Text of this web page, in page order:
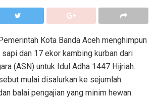
Kota Banda Aceh menghimpun
dan 17 ekor kambing kurban dari
(ASN) untuk Idul Adha 1447 Hijriah.
mulai disalurkan ke sejumlah
balai pengajian yang minim hewan